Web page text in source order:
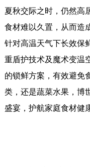
夏秋交际之时，仍然高
食材难以久置，从而造
针对高温天气下长效保
重盾护技术及魔术变温
的锁鲜方案，有效避免
类，还是蔬菜水果，博
盛宴，护航家庭食材健